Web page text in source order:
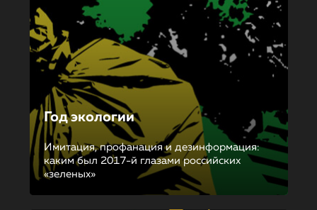
Год экологии
Имитация, профанация и дезинформация:
каким был 2017-й глазами российских
«зеленых»